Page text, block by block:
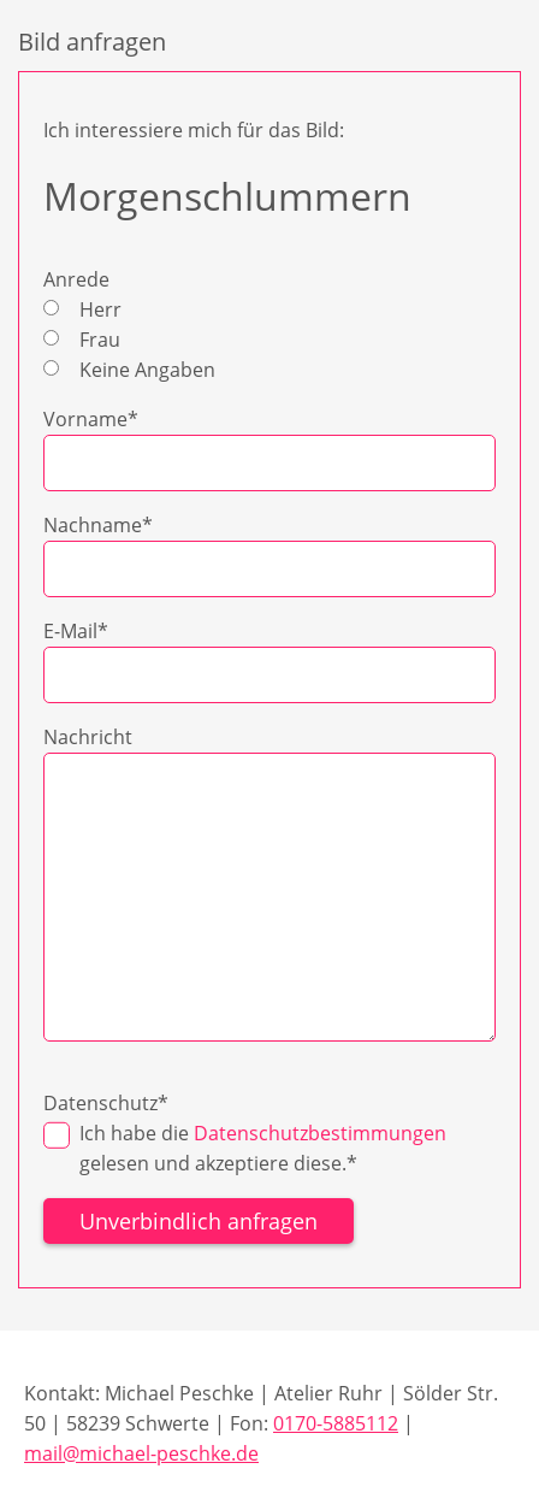
Bild anfragen
Ich interessiere mich für das Bild:
Anrede
Herr
Frau
Keine Angaben
Vorname*
Nachname*
E-Mail*
Nachricht
Datenschutz*
Ich habe die Datenschutzbestimmungen
gelesen und akzeptiere diese.*
Kontakt: Michael Peschke | Atelier Ruhr | Sölder Str.
50 | 58239 Schwerte | Fon: 0170-5885112 |
mail@michael-peschke.de